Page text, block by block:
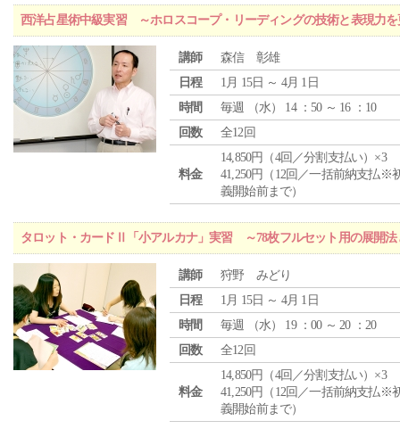
西洋占星術中級実習 ～ホロスコープ・リーディングの技術と表現力
講師
森信 彰雄
日程
1月 15日 ～ 4月 1日
時間
毎週 （水） 14 ：50 ～ 16 ：10
回数
全12回
料金
14,850円（4回／分割支払い）×3
41,250円（12回／一括前納支払※
義開始前まで）
タロット・カードⅡ「小アルカナ」実習 ～78枚フルセット用の展開法
講師
狩野 みどり
日程
1月 15日 ～ 4月 1日
時間
毎週 （水） 19 ：00 ～ 20 ：20
回数
全12回
料金
14,850円（4回／分割支払い）×3
41,250円（12回／一括前納支払※
義開始前まで）